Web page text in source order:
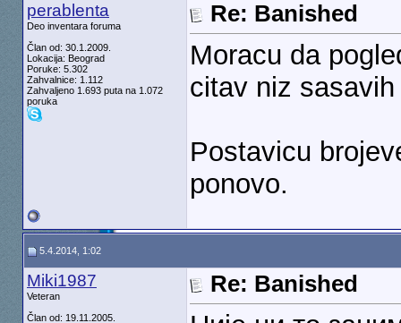
perablenta
Deo inventara foruma
Član od: 30.1.2009.
Lokacija: Beograd
Poruke: 5.302
Zahvalnice: 1.112
Zahvaljeno 1.693 puta na 1.072
poruka
Re: Banished
Moracu da
citav niz
Postavicu
ponovo.
5.4.2014, 1:02
Miki1987
Veteran
Član od: 19.11.2005.
Re: Banished